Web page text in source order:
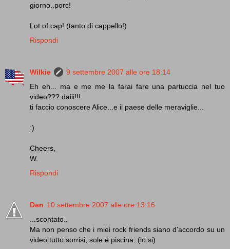
giorno..porc!
Lot of cap! (tanto di cappello!)
Rispondi
Wilkie
9 settembre 2007 alle ore 18:14
Eh eh... ma e me me la farai fare una partuccia nel tuo
video??? daiii!!!
ti faccio conoscere Alice...e il paese delle meraviglie...
:)
Cheers,
W.
Rispondi
Den 10 settembre 2007 alle ore 13:16
...scontato..
Ma non penso che i miei rock friends siano d'accordo su un
video tutto sorrisi, sole e piscina. (io si)